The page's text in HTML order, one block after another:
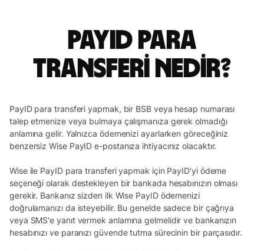
PayID para
transferi nedir?
PayID para transferi yapmak, bir BSB veya hesap numarası
talep etmenize veya bulmaya çalışmanıza gerek olmadığı
anlamına gelir. Yalnızca ödemenizi ayarlarken göreceğiniz
benzersiz Wise PayID e-postanıza ihtiyacınız olacaktır.
Wise ile PayID para transferi yapmak için PayID'yi ödeme
seçeneği olarak destekleyen bir bankada hesabınızın olması
gerekir. Bankanız sizden ilk Wise PayID ödemenizi
doğrulamanızı da isteyebilir. Bu genelde sadece bir çağrıya
veya SMS'e yanıt vermek anlamına gelmelidir ve bankanızın
hesabınızı ve paranızı güvende tutma sürecinin bir parçasıdır.